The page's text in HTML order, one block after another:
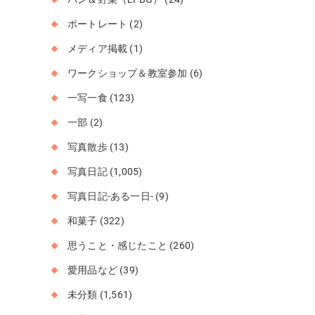
ポートレート (2)
メディア掲載 (1)
ワークショップ＆教室参加 (6)
一写一食 (123)
一部 (2)
写真散歩(13)
写真日記(1,005)
写真日記-ある一日- (9)
和菓子 (322)
思うこと・感じたこと (260)
愛用品など (39)
未分類 (1,561)